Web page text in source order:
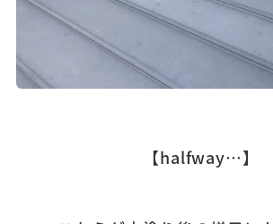
【halfway…】